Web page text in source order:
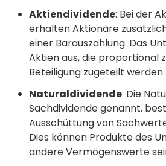
Aktiendividende: Bei der
erhalten Aktionäre
einer Barauszahlung. Das
Aktien aus, die proportional
Beteiligung zugeteilt werden.
Naturaldividende: Die
Sachdividende genannt,
Ausschüttung von
Dies können Produkte des
andere Vermögenswerte